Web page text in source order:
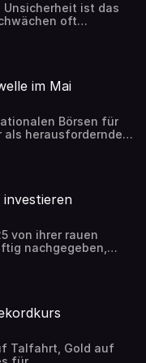
ist das
oft
In der
Podcasts widmen
ins Stolpern
über den
Falle – wer
im Mai
Börsen für
als herausforderndes
Während
Börsenkurse für
Anleger. Die
Blitzlichts
Von der
in Europa
investieren
von ihrer rauen
nachgegeben,
dürsten nach
gibt es für
In dieser Folge des
defensive
und Produktideen
Talfahrt, Gold auf